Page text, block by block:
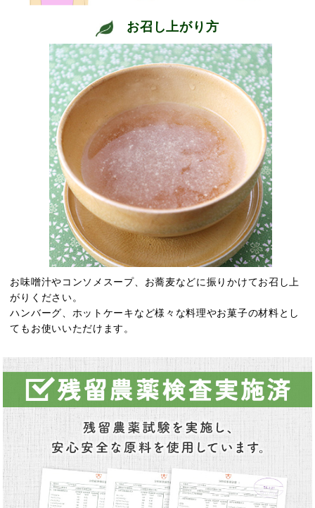
お召し上がり方
お味噌汁やコンソメスープ、お蕎麦などに振りかけてお召し上
がりください。
ハンバーグ、ホットケーキなど様々な料理やお菓子の材料とし
てもお使いいただけます。